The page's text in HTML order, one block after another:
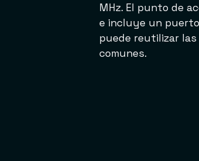
MHz. El punto de
e incluye un
puede reutilizar las
comunes.